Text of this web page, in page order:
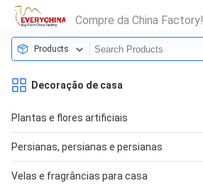
Compre da China Factory!
Products
Decoração de casa
Plantas e flores artificiais
Persianas, persianas e persianas
Velas e fragrâncias para casa